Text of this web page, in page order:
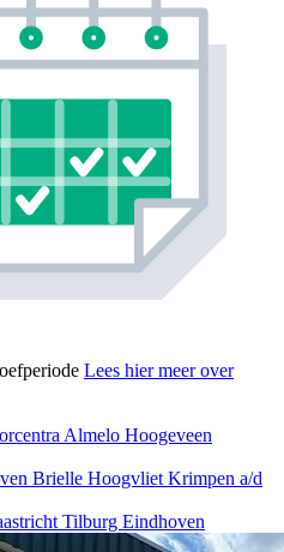
Lees hier meer over
Almelo Hoogeveen
Brielle HoogvlietKrimpen a/d
Tilburg Eindhoven